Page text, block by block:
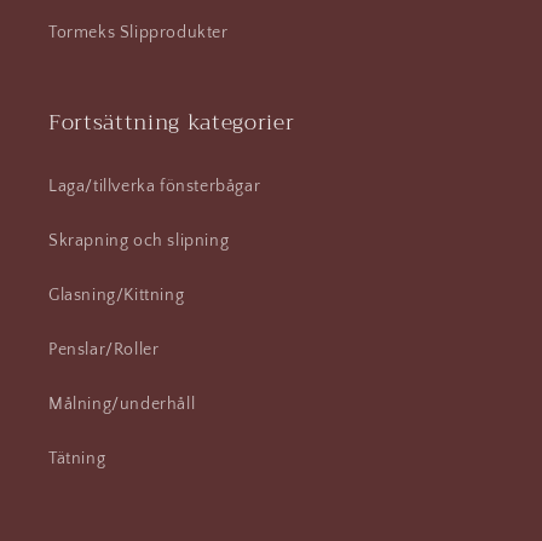
Tormeks Slipprodukter
Fortsättning kategorier
Laga/tillverka fönsterbågar
Skrapning och slipning
Glasning/Kittning
Penslar/Roller
Målning/underhåll
Tätning